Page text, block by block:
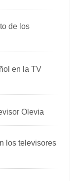
de los
en la TV
Olevia
los televisores